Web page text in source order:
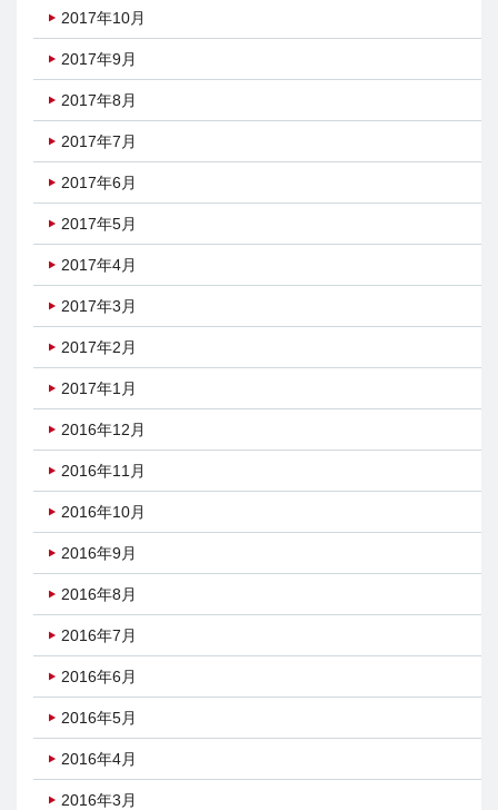
2017年10月
2017年9月
2017年8月
2017年7月
2017年6月
2017年5月
2017年4月
2017年3月
2017年2月
2017年1月
2016年12月
2016年11月
2016年10月
2016年9月
2016年8月
2016年7月
2016年6月
2016年5月
2016年4月
2016年3月